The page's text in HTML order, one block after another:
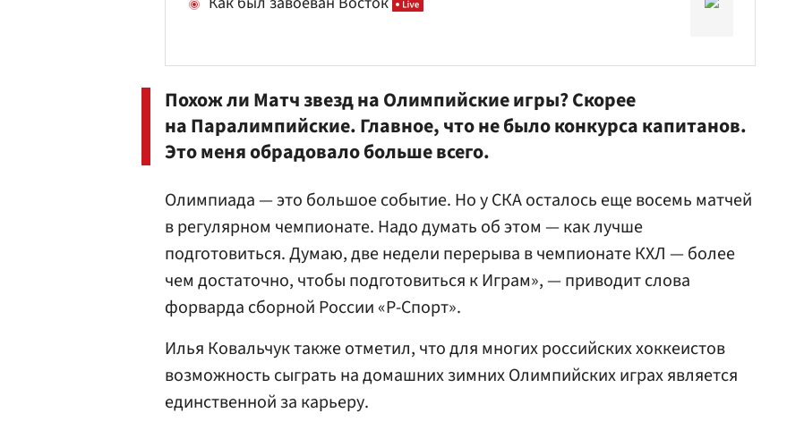
Похож ли Матч звезд на Олимпийские игры? Скорее
на Паралимпийские. Главное, что не было конкурса капитанов.
Это меня обрадовало больше всего.
Олимпиада — это большое событие. Но у СКА осталось еще восемь матчей
в регулярном чемпионате. Надо думать об этом — как лучше
подготовиться. Думаю, две недели перерыва в чемпионате КХЛ — более
чем достаточно, чтобы подготовиться к Играм», — приводит слова
форварда сборной России «Р-Спорт».
Илья Ковальчук также отметил, что для многих российских хоккеистов
возможность сыграть на домашних зимних Олимпийских играх является
единственной за карьеру.